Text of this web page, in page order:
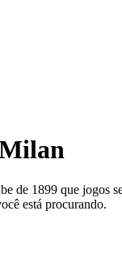
de 1899 que
está procurando.